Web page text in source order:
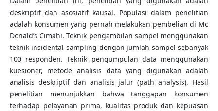
deskriptif dan asosiatif kausal. Populasi dalam penelitian
adalah konsumen yang pernah melakukan pembelian di Mc
Donald’s Cimahi. Teknik pengambilan sampel menggunakan
teknik insidental sampling dengan jumlah sampel sebanyak
100 responden. Teknik pengumpulan data menggunakan
kuesioner, metode analisis data yang digunakan adalah
analisis deskriptif dan analisis jalur (path analysis). Hasil
penelitian menunjukkan bahwa tanggapan konsumen
terhadap pelayanan prima, kualitas produk dan kepuasan